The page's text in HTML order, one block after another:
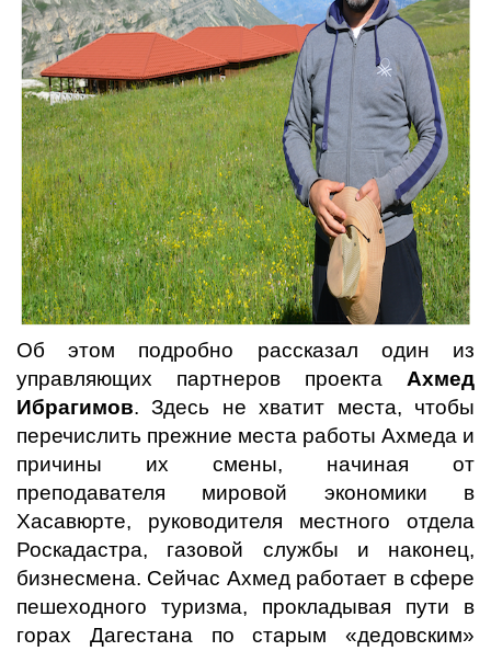
Об этом подробно рассказал один из
управляющих партнеров проекта Ахмед
Ибрагимов. Здесь не хватит места, чтобы
перечислить прежние места работы Ахмеда и
причины их смены, начиная от
преподавателя мировой экономики в
Хасавюрте, руководителя местного отдела
Роскадастра, газовой службы и наконец,
бизнесмена. Сейчас Ахмед работает в сфере
пешеходного туризма, прокладывая пути в
горах Дагестана по старым «дедовским»